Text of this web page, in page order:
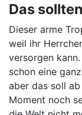
Das
Dieser arme
weil ihr
versorgen
schon eine
aber das soll
Moment noch